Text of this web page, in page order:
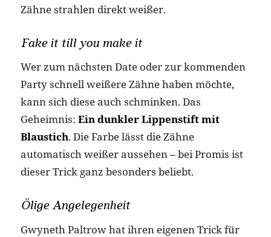
Zähne strahlen direkt weißer.
Fake it till you make it
Wer zum nächsten Date oder zur kommenden
Party schnell weißere Zähne haben möchte,
kann sich diese auch schminken. Das
Geheimnis: Ein dunkler Lippenstift mit
Blaustich. Die Farbe lässt die Zähne
automatisch weißer aussehen – bei Promis ist
dieser Trick ganz besonders beliebt.
Ölige Angelegenheit
Gwyneth Paltrow hat ihren eigenen Trick für